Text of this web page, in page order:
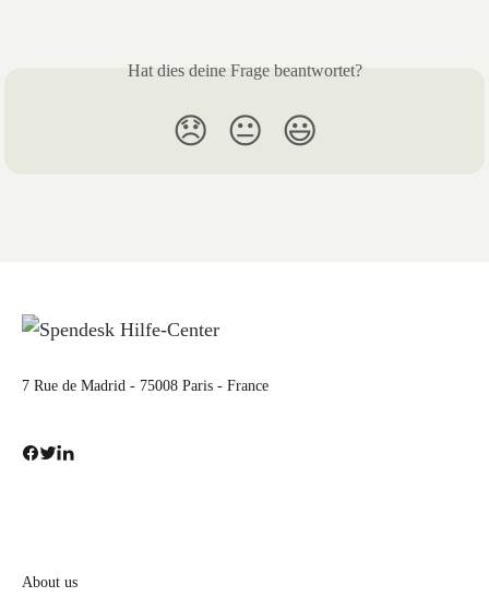
Hat dies deine Frage beantwortet?
😞 😐 😃
7 Rue de Madrid - 75008 Paris - France
About us